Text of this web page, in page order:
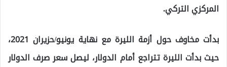
المركزي التركي.
بدأت مخاوف حول أزمة الليرة مع نهاية يونيو/حزيران 2021،
حيث بدأت الليرة تتراجع أمام الدولار، ليصل سعر صرف الدولار